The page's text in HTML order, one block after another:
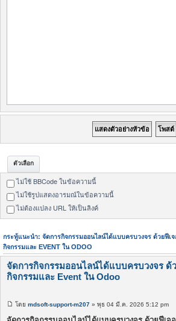
ตัวเลือก
ไม่ใช้ BBCode ในข้อความนี้
ไม่ใช้รูปแสดงอารมณ์ในข้อความนี้
ไม่ต้องแปลง URL ให้เป็นลิงค์
กระทู้แนะนำ: จัดการกิจกรรมออนไลน์ได้แบบครบวงจร ด้วยฟีเ
กิจกรรมและ EVENT ใน ODOO
จัดการกิจกรรมออนไลน์ได้แบบครบวงจร ด้
กิจกรรมและ Event ใน Odoo
พ
โดย mdsoft-support-m207 » พุธ 04 มี.ค. 2026 5:12 pm